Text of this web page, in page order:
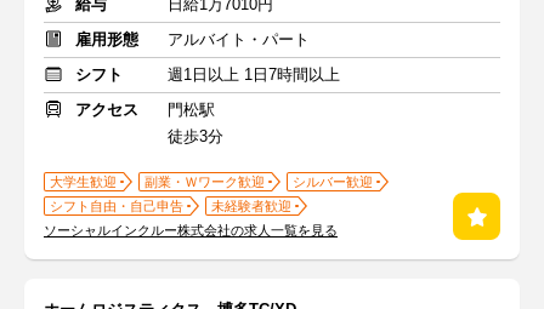
給与
日給1万7010円
雇用形態
アルバイト・パート
シフト
週1日以上 1日7時間以上
アクセス
門松駅
徒歩3分
大学生歓迎 副業・Ｗワーク歓迎
シルバー歓迎
シフト自由・自己申告
未経験者歓迎
ソーシャルインクルー株式会社の求人一覧を見る